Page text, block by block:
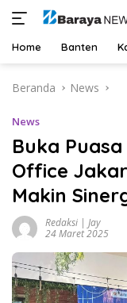
Home Banten
Beranda News
News
Buka
Office
Makin
Redaksi | Jay
24 Maret 2025